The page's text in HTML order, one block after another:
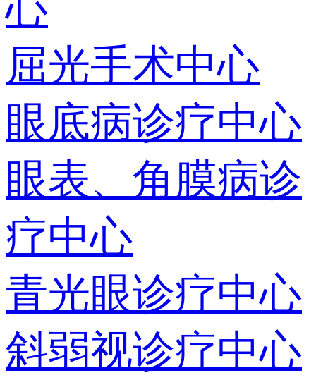
屈光手术中心
眼底病诊疗中心
眼表、角膜病诊
疗中心
青光眼诊疗中心
斜弱视诊疗中心